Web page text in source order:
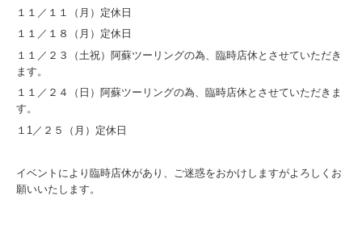
１１／１１（月）定休日
１１／１８（月）定休日
１１／２３（土祝）阿蘇ツーリングの為、臨時店休とさせていただき
ます。
１１／２４（日）阿蘇ツーリングの為、臨時店休とさせていただきま
す。
１1／２５（月）定休日
イベントにより臨時店休があり、ご迷惑をおかけしますがよろしくお
願いいたします。